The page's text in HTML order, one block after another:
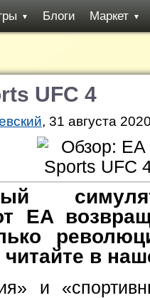
▼ Блоги Маркет ▼
UFC 4
, 31 августа
EA
в
и